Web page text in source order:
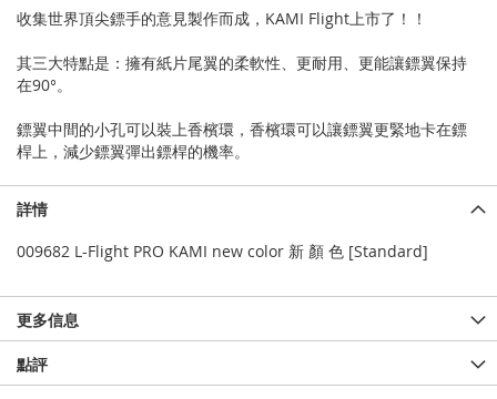
收集世界頂尖鏢手的意見製作而成，KAMI Flight上市了！！
其三大特點是：擁有紙片尾翼的柔軟性、更耐用、更能讓鏢翼保持
在90°。
鏢翼中間的小孔可以裝上香檳環，香檳環可以讓鏢翼更緊地卡在鏢
桿上，減少鏢翼彈出鏢桿的機率。
詳情
009682 L-Flight PRO KAMI new color 新 顏 色 [Standard]
更多信息
點評